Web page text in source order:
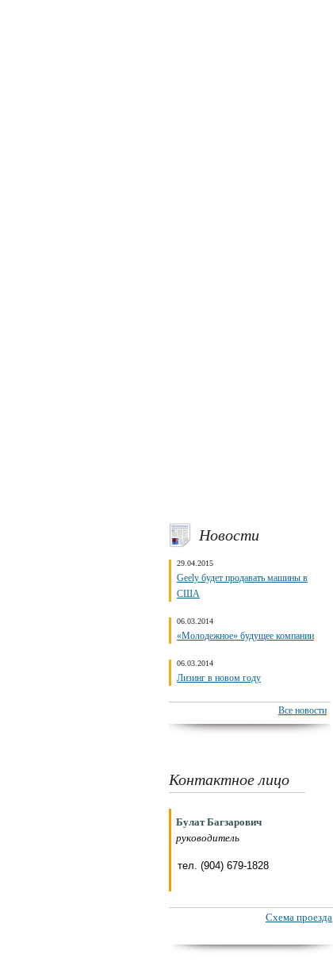
Новости
29.04.2015
Geely будет продавать машины в
США
06.03.2014
«Молодежное» будущее компании
06.03.2014
Лизинг в новом году
Все новости
Контактное лицо
Булат Багзарович
руководитель
тел. (904) 679-1828
Схема проезда